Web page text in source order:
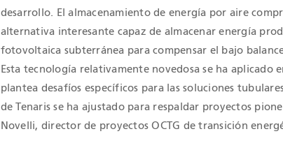
desarrollo. El almacenamiento de energía por aire
alternativa interesante capaz de almacenar energía
fotovoltaica subterránea para compensar el bajo
Esta tecnología relativamente novedosa se ha aplicado
plantea desafíos específicos para las soluciones
de Tenaris se ha ajustado para respaldar proyectos
Novelli, director de proyectos OCTG de transición